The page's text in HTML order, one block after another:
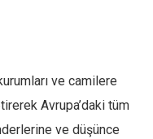
ve camilere
Avrupa’daki tüm
ve düşünce